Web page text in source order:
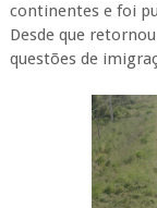
continentes e foi
Desde que
questões de